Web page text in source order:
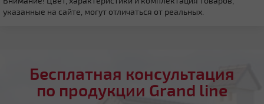
указанные на сайте, могут отличаться от реальных.
Бесплатная консультация
по продукции Grand line
Четырехскатная вальмовая